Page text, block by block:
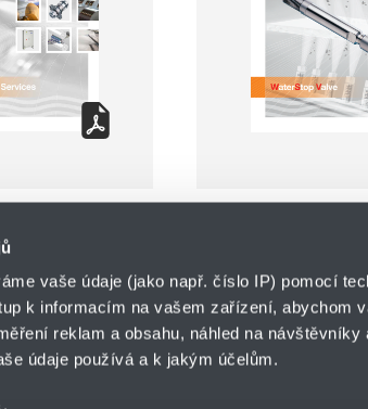
vaše údaje (jako např. číslo IP) pomocí
k informacím na vašem zařízení, abychom
reklam a obsahu, náhled na návštěvníky
údaje používá a k jakým účelům.
o.z. HYDRO-
HENNLICH s.r.o.
Českolipská 9